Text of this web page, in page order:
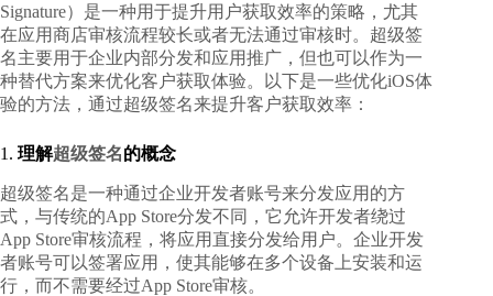
Signature）是一种用于提升用户获取效率的策略，尤其
在应用商店审核流程较长或者无法通过审核时。超级签
名主要用于企业内部分发和应用推广，但也可以作为一
种替代方案来优化客户获取体验。以下是一些优化iOS体
验的方法，通过超级签名来提升客户获取效率：
1. 理解超级签名的概念
超级签名是一种通过企业开发者账号来分发应用的方
式，与传统的App Store分发不同，它允许开发者绕过
App Store审核流程，将应用直接分发给用户。企业开发
者账号可以签署应用，使其能够在多个设备上安装和运
行，而不需要经过App Store审核。